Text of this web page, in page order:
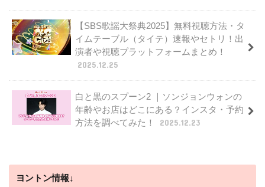
【SBS歌謡大祭典2025】無料視聴方法・タ
イムテーブル（タイテ）速報やセトリ！出
演者や視聴プラットフォームまとめ！
2025.12.25
白と黒のスプーン2 ｜ソンジョンウォンの
年齢やお店はどこにある？インスタ・予約
方法を調べてみた！
2025.12.23
ヨントン情報↓